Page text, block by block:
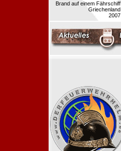
Brand auf einem Fährschiff
Griechenland
2007